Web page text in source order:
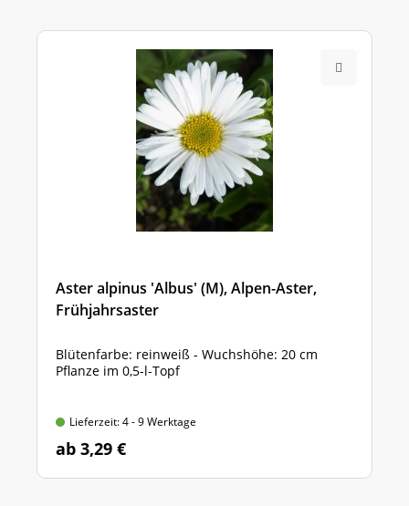
Aster alpinus 'Albus' (M), Alpen-Aster,
Frühjahrsaster
Blütenfarbe: reinweiß - Wuchshöhe: 20 cm
Pflanze im 0,5-l-Topf
Lieferzeit: 4 - 9 Werktage
ab 3,29 €